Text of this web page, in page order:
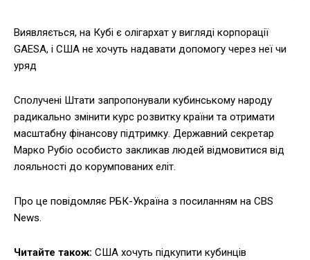
Виявляється, на Кубі є олігархат у вигляді корпорації
GAESA, і США не хочуть надавати допомогу через неї чи
уряд
Сполучені Штати запропонували кубинському народу
радикально змінити курс розвитку країни та отримати
масштабну фінансову підтримку. Державний секретар
Марко Рубіо особисто закликав людей відмовитися від
лояльності до корумпованих еліт.
Про це повідомляє РБК-Україна з посиланням на CBS
News.
Читайте також: США хочуть підкупити кубинців